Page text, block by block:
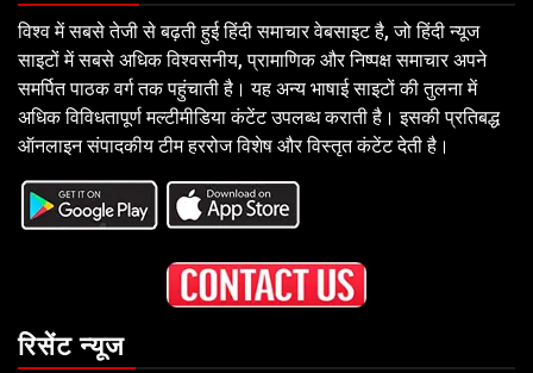
विश्व में सबसे तेजी से बढ़ती हुई हिंदी समाचार वेबसाइट है, जो हिंदी न्यूज
साइटों में सबसे अधिक विश्वसनीय, प्रामाणिक और निष्पक्ष समाचार अपने
समर्पित पाठक वर्ग तक पहुंचाती है। यह अन्य भाषाई साइटों की तुलना में
अधिक विविधतापूर्ण मल्टीमीडिया कंटेंट उपलब्ध कराती है। इसकी प्रतिबद्ध
ऑनलाइन संपादकीय टीम हररोज विशेष और विस्तृत कंटेंट देती है।
रिसेंट न्यूज